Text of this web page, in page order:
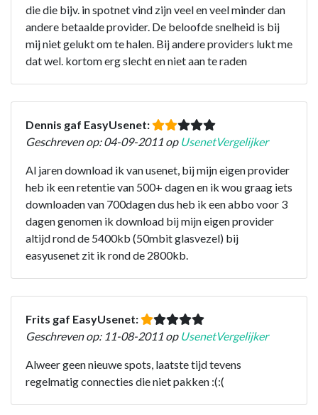
die die bijv. in spotnet vind zijn veel en veel minder dan
andere betaalde provider. De beloofde snelheid is bij
mij niet gelukt om te halen. Bij andere providers lukt me
dat wel. kortom erg slecht en niet aan te raden
Dennis gaf EasyUsenet:
Geschreven op: 04-09-2011 op UsenetVergelijker
Al jaren download ik van usenet, bij mijn eigen provider
heb ik een retentie van 500+ dagen en ik wou graag iets
downloaden van 700dagen dus heb ik een abbo voor 3
dagen genomen ik download bij mijn eigen provider
altijd rond de 5400kb (50mbit glasvezel) bij
easyusenet zit ik rond de 2800kb.
Frits gaf EasyUsenet:
Geschreven op: 11-08-2011 op UsenetVergelijker
Alweer geen nieuwe spots, laatste tijd tevens
regelmatig connecties die niet pakken :(:(